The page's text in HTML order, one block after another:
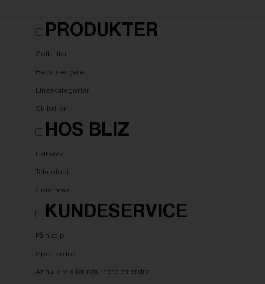
PRODUKTER
Solbriller
Bedstsælgere
Linsekategorier
Skibriller
HOS BLIZ
Udforsk
Teknologi
Colorama
KUNDESERVICE
Få hjælp
Spor ordre
Annullere eller returnere en ordre